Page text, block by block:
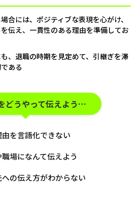
合には、ポジティブな表現を心がけ、
伝え、一貫性のある理由を準備してお
、退職の時期を見定めて、引継ぎを滞
ある
どうやって伝えよう…
を言語化できない
職場になんて伝えよう
の伝え方がわからない